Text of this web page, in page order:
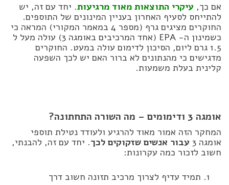
אם כך, עיקרי התוצאות מאוד מרגיעות. יחד עם זה, יש
להתייחס לסעיף האחרון בעניין המינונים של התוספים.
החוקרים מציגים גרף (מספר 4 במאמר המקורי) המראה כי
כשמינון ה- EPA (אחד המרכיבים באומגה 3) עולה מעל ל
1.5 גרם ליום, הסיכון לדימום עולה במעט. החוקרים
מדגישים כי מהנתונים לא ברור האם יש לכך השפעה
קלינית בעלת משמעות.
אומגה 3 ודימומים – מה השורה התחתונה?
המחקר הזה אמור מאוד להרגיע ולעודד נטילת תוספי
אומגה 3
עבור אנשים שזקוקים לכך. יחד עם זה, להבנתי,
חשוב לזכור כמה עקרונות:
תמיד עדיף לצרוך מרכיב תזונה חשוב דרך